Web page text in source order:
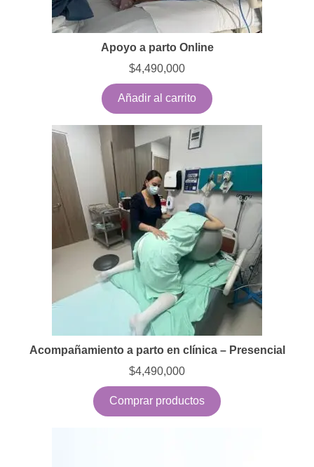
Apoyo a parto Online
$4,490,000
Añadir al carrito
Acompañamiento a parto en clínica – Presencial
$4,490,000
Comprar productos